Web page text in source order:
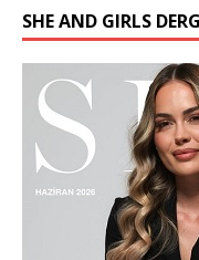
SHE AND GIRLS